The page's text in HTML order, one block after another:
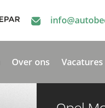
Over ons Vacatures